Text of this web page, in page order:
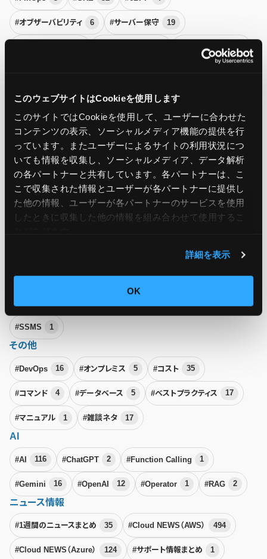
このウェブサイトはCookieを使用します
このサイトではCookieを使用して、ユーザーに合わせた
コンテンツの表示、ソーシャルメディア機能の提供を行
っています。またユーザーによるサイトの利用状況につ
いても情報を収集し、ソーシャルメディア、データ解析
の各パートナーと共有しています。各パートナーは、こ
こで収集された情報とユーザーが各パートナーに提供し
た他の情報、ユーザーが各パートナーのサービスを使用
したときに収集した他の情報を組み合わせて使用​​するこ
詳細を表示
OK
#オブザーバビリティ 6 #サーバー保守 19
#システム保守 29
#運用代行 2 #障害 14
セキュリティ
#ASM 1 #DDoS攻撃 #NSG #SecOps 13
#クラウドセキュリティ 20 #サイバー攻撃 50
#セキュリティ 166 #ランサムウェア 6 #リスク管理 21
#Azure Monitor 7
#Azure Stack HCI 1 #Microsoft 9 #Microsoft Build 5
#SSMS 1
その他
#DevOps 16 #オンプレミス 5 #コスト 35
#コマンド 4 #データベース 5 #ベストプラクティス 17
#マニュアル 1 #雑談ネタ 17
AI
#AI 116 #ChatGPT 2 #Function Calling 1
#Gemini 16 #OpenAI 12 #Operator 1 #RAG 2
ニュース情報
#1週間のニュースまとめ 35 #Cloud NEWS（AWS） 494
#Cloud NEWS（Azure） 124 #サポート情報まとめ 1